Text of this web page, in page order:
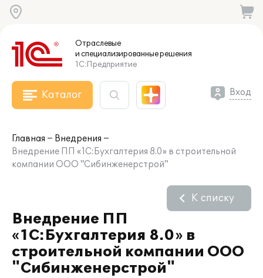
Отраслевые
и специализированныерешения
1С:Предприятие
Каталог Вход
Главная
Внедрения
Внедрение ПП «1С:Бухгалтерия 8.0» в строительной
компании ООО "Сибинженерстрой"
Внедрение ПП
«1С:Бухгалтерия 8.0» в
строительной компании ООО
"Сибинженерстрой"
К списку